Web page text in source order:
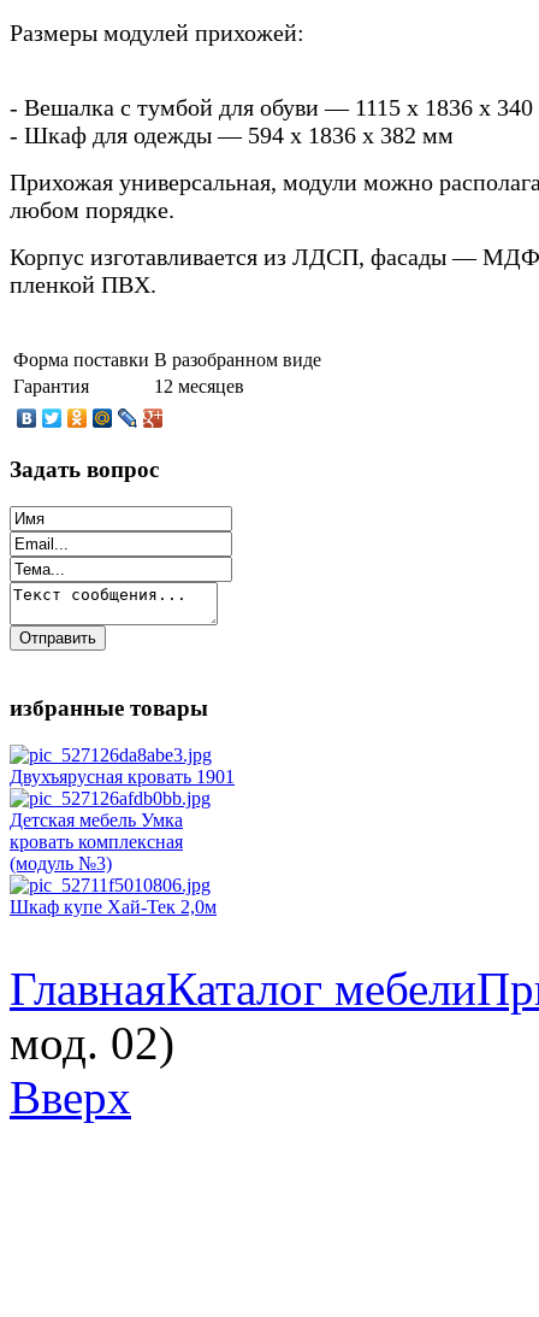
Размеры модулей прихожей:
- Вешалка с тумбой для обуви — 1115 х 1836 х
- Шкаф для одежды — 594 х 1836 х 382 мм
Прихожая универсальная, модули можно
любом порядке.
Корпус изготавливается из ЛДСП, фасады —
пленкой ПВХ.
Форма поставки В разобранном виде
Гарантия
12 месяцев
Задать вопрос
избранные товары
Двухъярусная кровать 1901
Детская мебель Умка
кровать комплексная
(модуль №3)
Шкаф купе Хай-Тек 2,0м
ГлавнаяКаталог мебели
мод. 02)
Вверх